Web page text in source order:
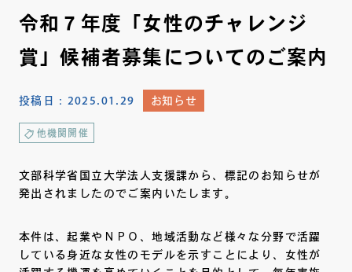
令和７年度「女性のチャレンジ
賞」候補者募集についてのご案内
投稿日： 2025.01.29 お知らせ
他機関開催
文部科学省国立大学法人支援課から、標記のお知らせが
発出されましたのでご案内いたします。
本件は、起業やＮＰＯ、地域活動など様々な分野で活躍
している身近な女性のモデルを示すことにより、女性が